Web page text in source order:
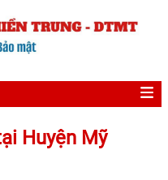
Huyện Mỹ